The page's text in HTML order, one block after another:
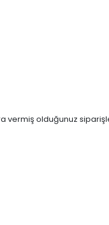
vermiş olduğunuz